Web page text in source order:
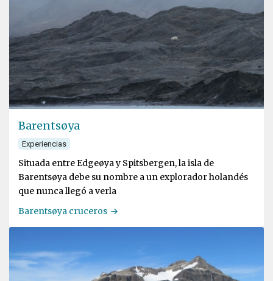
Barentsøya
Experiencias
Situada entre Edgeøya y Spitsbergen, la isla de
Barentsøya debe su nombre a un explorador holandés
que nunca llegó a verla
Barentsøya cruceros